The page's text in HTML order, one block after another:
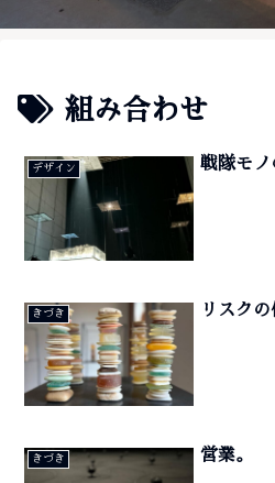
組み合わせ
デザイン 戦隊モ
きづき リスクの
きづき 営業。